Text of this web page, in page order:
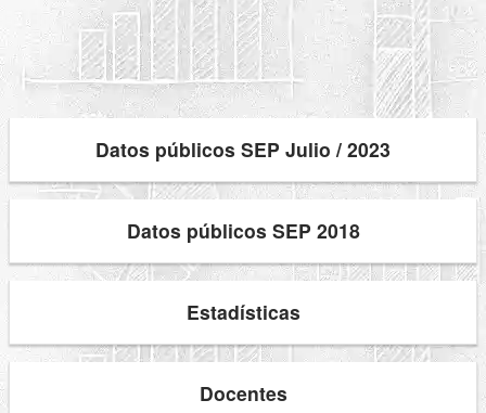
Datos públicos SEP Julio / 2023
Datos públicos SEP 2018
Estadísticas
Docentes